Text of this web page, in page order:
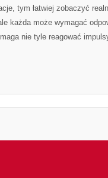
tym łatwiej zobaczyć
każda może wymagać
nie tyle reagować